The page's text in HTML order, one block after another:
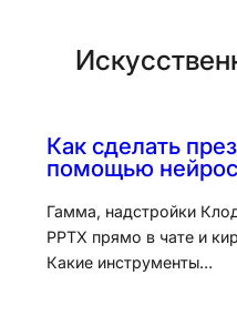
Как сделать
помощью
Гамма, надстройки
PPTX прямо в чате и
Какие инструменты…